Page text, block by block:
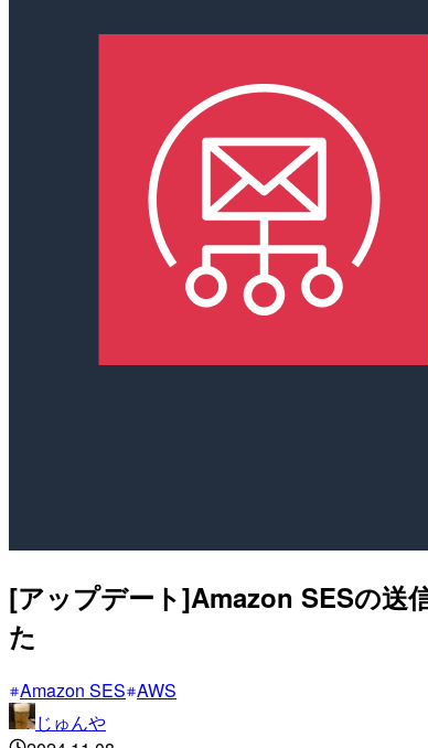
[アップデート]Amazon SESの送
た
Amazon SES AWS
じゅんや